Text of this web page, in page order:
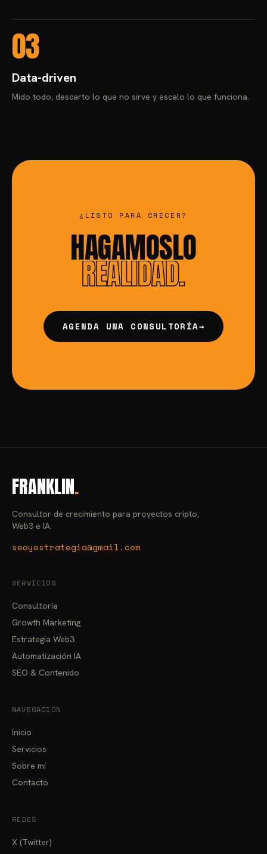
03
Data-driven
Mido todo, descarto lo que no sirve y escalo lo que funciona.
¿LISTO PARA CRECER?
HAGÁMOSLO
REALIDAD.
AGENDA UNA CONSULTORÍA→
FRANKLIN.
Consultor de crecimiento para proyectos cripto,
Web3 e IA.
seoyestrategia@gmail.com
SERVICIOS
Consultoría
Growth Marketing
Estrategia Web3
Automatización IA
SEO & Contenido
NAVEGACIÓN
Inicio
Servicios
Sobre mí
Contacto
REDES
X (Twitter)